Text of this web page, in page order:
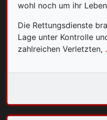
wohl noch um ihr
Die Rettungsdienste
Lage unter Kontrolle
zahlreichen Verletzten,